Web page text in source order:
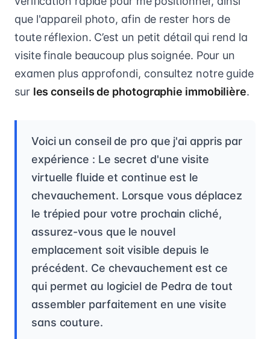
que l'appareil photo, afin de rester hors de
toute réflexion. C’est un petit détail qui rend la
visite finale beaucoup plus soignée. Pour un
examen plus approfondi, consultez notre guide
sur les conseils de photographie immobilière.
Voici un conseil de pro que j'ai appris par
expérience : Le secret d'une visite
virtuelle fluide et continue est le
chevauchement. Lorsque vous déplacez
le trépied pour votre prochain cliché,
assurez-vous que le nouvel
emplacement soit visible depuis le
précédent. Ce chevauchement est ce
qui permet au logiciel de Pedra de tout
assembler parfaitement en une visite
sans couture.